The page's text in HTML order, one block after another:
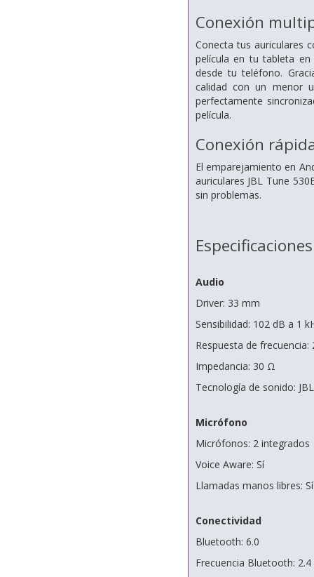
Conexión
Conecta tus auriculares
película en tu tableta
desde tu teléfono.
calidad con un menor
perfectamente
película.
Conexión
El emparejamiento en
auriculares JBL Tune
sin problemas.
Especificaciones
Audio
Driver: 33 mm
Sensibilidad: 102 dB a 1
Respuesta de frecuencia:
Impedancia: 30 Ω
Tecnología de sonido:
Micrófono
Micrófonos: 2 integrados
Voice Aware: Sí
Llamadas manos libres: Sí
Conectividad
Bluetooth: 6.0
Frecuencia Bluetooth: 2.4